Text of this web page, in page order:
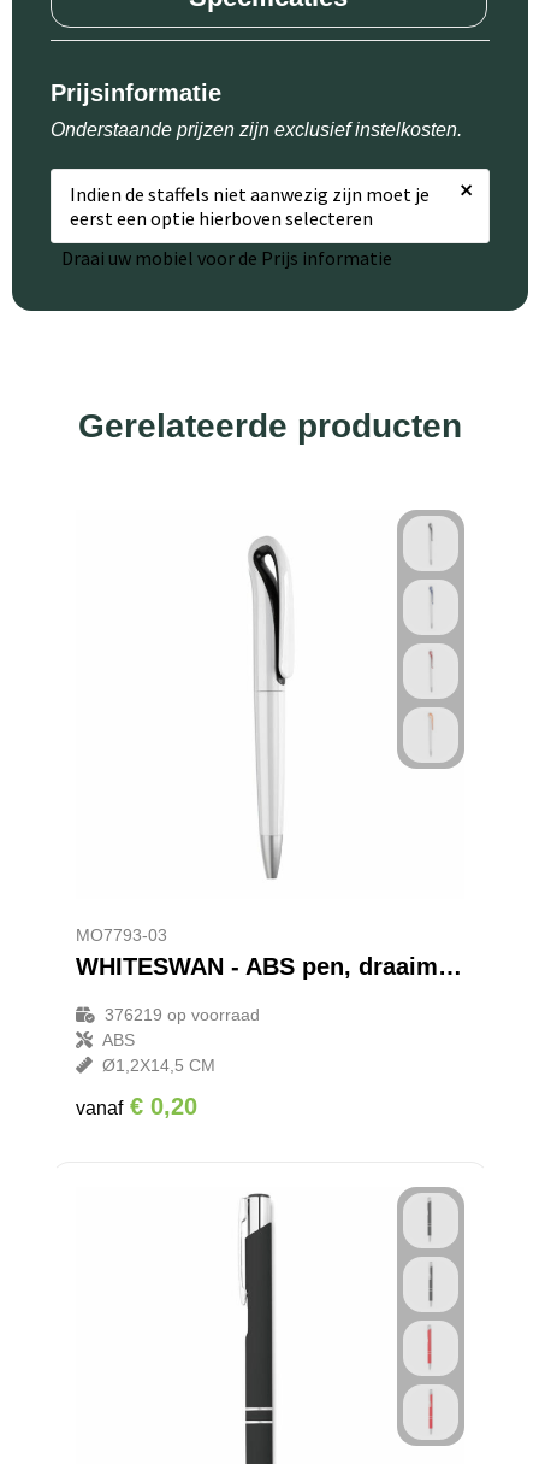
Prijsinformatie
Onderstaande prijzen zijn exclusief instelkosten.
Indien de staffels niet aanwezig zijn moet je
eerst een optie hierboven selecteren
×
Draai uw mobiel voor de Prijs informatie
Gerelateerde producten
MO7793-03
WHITESWAN - ABS pen, draaimechanisme
376219 op voorraad
ABS
Ø1,2X14,5 CM
vanaf € 0,20